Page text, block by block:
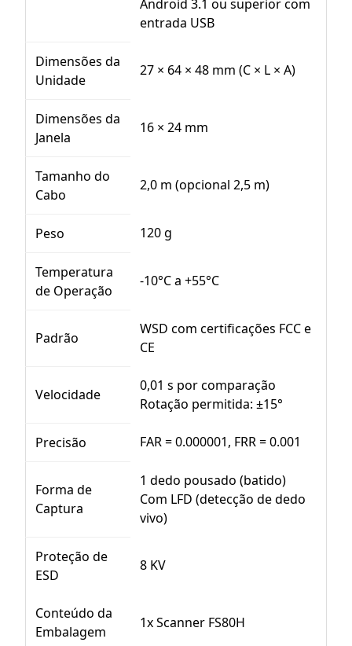
Android 3.1 ou superior com
entrada USB
Dimensões da
Unidade
27 × 64 × 48 mm (C × L × A)
Dimensões da
Janela
16 × 24 mm
Tamanho do
Cabo
2,0 m (opcional 2,5 m)
Peso 120 g
Temperatura
de Operação
-10°C a +55°C
Padrão
WSD com certificações FCC e
CE
Velocidade
0,01 s por comparação
Rotação permitida: ±15°
Precisão FAR = 0.000001, FRR = 0.001
Forma de
Captura
1 dedo pousado (batido)
Com LFD (detecção de dedo
vivo)
Proteção de
ESD
8 KV
Conteúdo da
Embalagem
1x Scanner FS80H